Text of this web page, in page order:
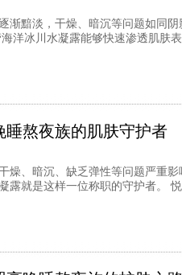
渐黯淡，干燥、暗沉等问题如同
洋冰川水凝露能够快速渗透肌肤
熬夜族的肌肤守护者
燥、暗沉、缺乏弹性等问题严重
露就是这样一位称职的守护者。